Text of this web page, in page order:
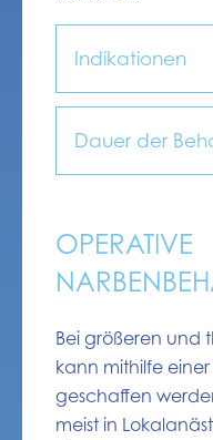
Indikationen
Dauer der
OPERATIVE
Bei größeren und
kann mithilfe
geschaffen
meist in